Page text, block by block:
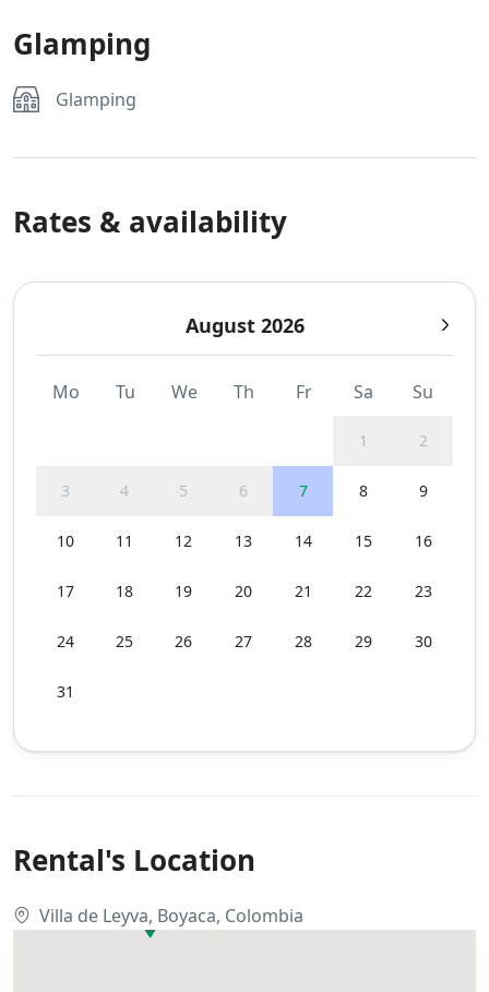
Glamping
Glamping
Rates & availability
August 2026
Mo Tu We Th Fr Sa Su
1 2
3 4 5 6 7 8 9
10 11 12 13 14 15 16
17 18 19 20 21 22 23
24 25 26 27 28 29 30
31
Rental's Location
Villa de Leyva, Boyaca, Colombia